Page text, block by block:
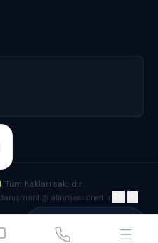
. Tüm hakları saklıdır.
alınması önerilir. /EN
Danışmanınız çevrimiçi